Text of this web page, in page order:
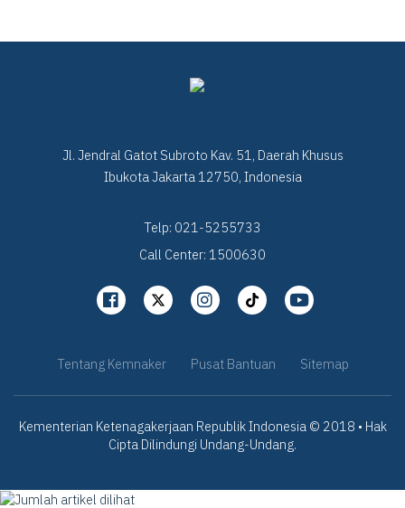
Jl. Jendral Gatot Subroto Kav. 51, Daerah Khusus
Ibukota Jakarta 12750, Indonesia
Telp: 021-5255733
Call Center: 1500630
Tentang Kemnaker Pusat Bantuan Sitemap
Kementerian Ketenagakerjaan Republik Indonesia © 2018 • Hak
Cipta Dilindungi Undang-Undang.